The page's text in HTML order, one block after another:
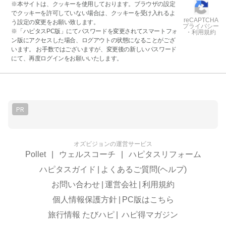
※本サイトは、クッキーを使用しております。ブラウザの設定
でクッキーを許可していない場合は、クッキーを受け入れるよ
う設定の変更をお願い致します。
※「ハピタスPC版」にてパスワードを変更されてスマートフォ
ン版にアクセスした場合、ログアウトの状態になることがござ
います。 お手数ではございますが、変更後の新しいパスワード
にて、再度ログインをお願いいたします。
reCAPTCHA
プライバシー
・利用規約
PR
オズビジョンの運営サービス
Pollet ウェルスコーチ
ハピタスリフォーム
ハピタスガイド
よくあるご質問(ヘルプ)
お問い合わせ 運営会社
利用規約
個人情報保護方針
PC版はこちら
旅行情報 たびハピ
ハピ得マガジン